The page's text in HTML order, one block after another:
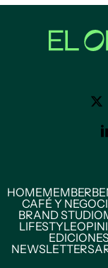
HOMEMEMBER
CAFÉ Y
BRAND STUDIO
LIFESTYLE
NEWSLETTERS